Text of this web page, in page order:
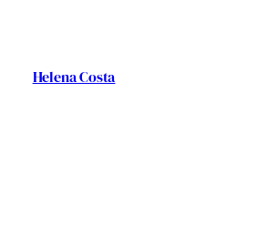
Helena Costa